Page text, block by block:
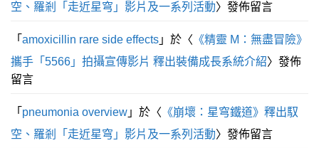
空、羅剎「走近星穹」影片及一系列活動〉發佈留言
「 amoxicillin rare side effects 」於〈 《精靈 M：無盡冒險》
攜手「5566」拍攝宣傳影片 釋出裝備成長系統介紹〉發佈
留言
「 pneumonia overview 」於〈 《崩壞：星穹鐵道》釋出馭
空、羅剎「走近星穹」影片及一系列活動〉發佈留言